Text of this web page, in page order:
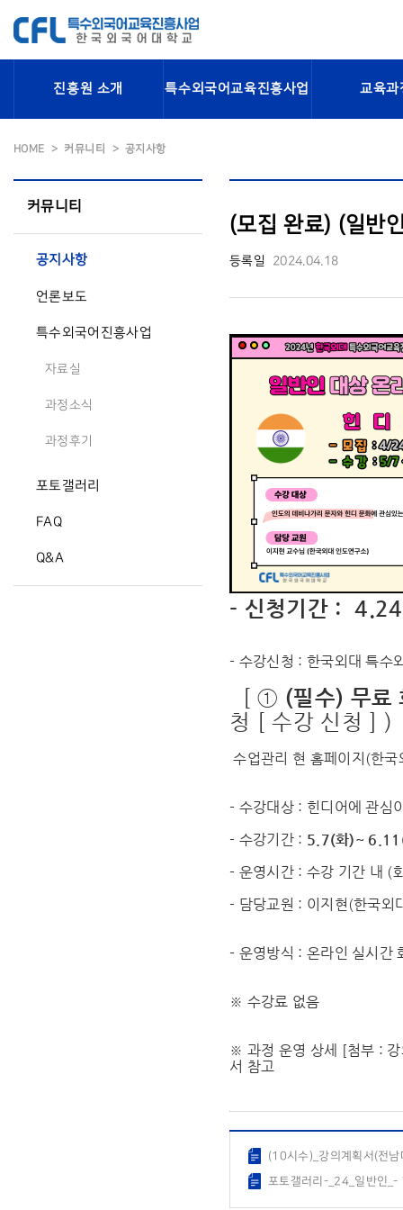
진흥원 소개 특수외국어교육진흥사업 교육과
HOME 커뮤니티 공지사항
커뮤니티
공지사항
언론보도
특수외국어진흥사업
자료실
과정소식
과정후기
포토갤러리
FAQ
Q&A
(모집 완료) (일반
등록일 2024.04.18
- 신청기간 :
- 수강신청 : 한국외대 특수
[ ① (필수) 무료
청
[ 수강 신청 ] )
수업관리 현 홈페이지(한
- 수강대상 : 힌디어에 관심
- 수강기간 : 5.7(화)~
- 운영시간 : 수강 기간 내
- 담당교원 : 이지현(한국외
- 운영방식 : 온라인 실시간
※ 수강료 없음
※ 과정 운영 상세 [첨부 :
서 참고
(10시수)_강의계획서(전
포토갤러리-_24_일반인